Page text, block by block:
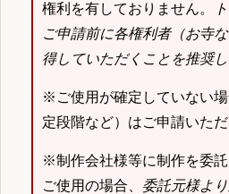
権利を有しておりません。
ご申請前に各権利者（お寺
得していただくことを推奨し
※ご使用が確定していない
定段階など）はご申請いただ
※制作会社様等に制作を委
ご使用の場合、 委託元様よ